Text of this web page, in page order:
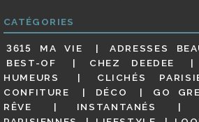
CATÉGORIES
3615 MA VIE ADRESSES
BEST-OF
CHEZ DEEDEE
HUMEURS
CLICHÉS
CONFITURE
DÉCO GO
RÊVE
INSTANTANÉS